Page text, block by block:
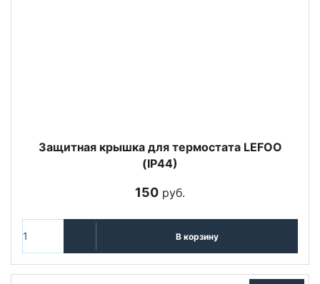
Защитная крышка для термостата LEFOO
(IP44)
150 руб.
В корзину